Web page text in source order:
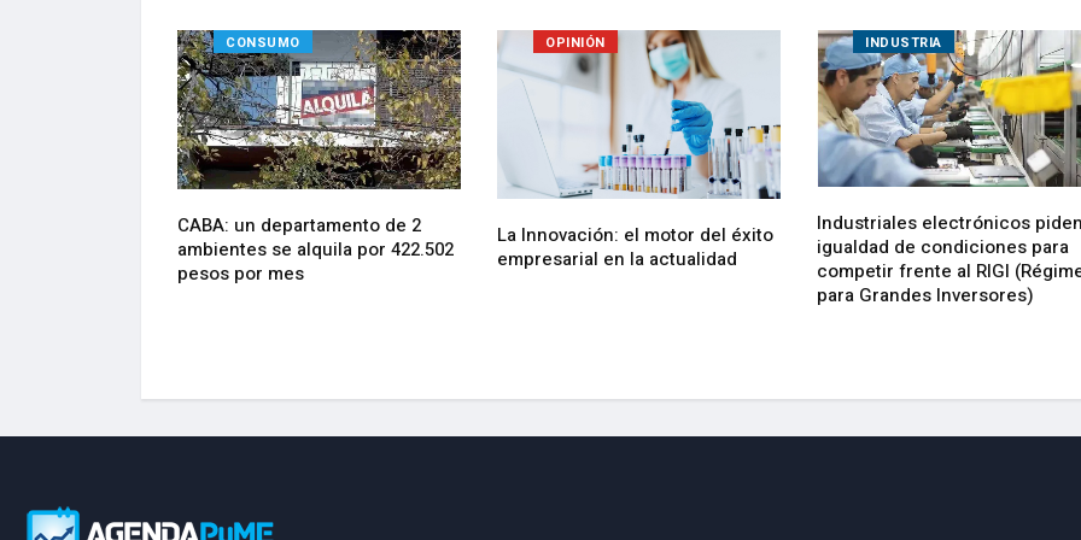
CONSUMO
CABA: un departamento de 2
ambientes se alquila por 422.502
pesos por mes
OPINIÓN
La Innovación: el motor del éxito
empresarial en la actualidad
INDUSTRIA
Industriales electrónicos piden
igualdad de condiciones para
competir frente al RIGI
para Grandes Inversores)